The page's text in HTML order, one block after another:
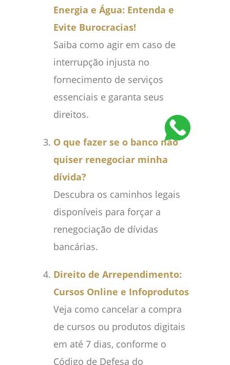
Energia e Água: Entenda e
Evite Burocracias!
Saiba como agir em caso de
interrupção injusta no
fornecimento de serviços
essenciais e garanta seus
direitos.
O que fazer se o banco não
quiser renegociar minha
dívida?
Descubra os caminhos legais
disponíveis para forçar a
renegociação de dívidas
bancárias.
Direito de Arrependimento:
Cursos Online e Infoprodutos
Veja como cancelar a compra
de cursos ou produtos digitais
em até 7 dias, conforme o
Código de Defesa do